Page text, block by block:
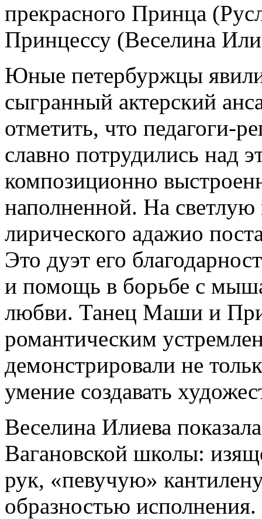
прекрасного Принца
Принцессу (Веселина
Юные петербуржцы
сыгранный актерский
отметить, что педагоги-
славно потрудились над
композиционно
наполненной. На
лирического адажио
Это дуэт его
и помощь в борьбе с
любви. Танец Маши и
романтическим
демонстрировали не
умение создавать
Веселина Илиева
Вагановской школы:
рук, «певучую»
образностью